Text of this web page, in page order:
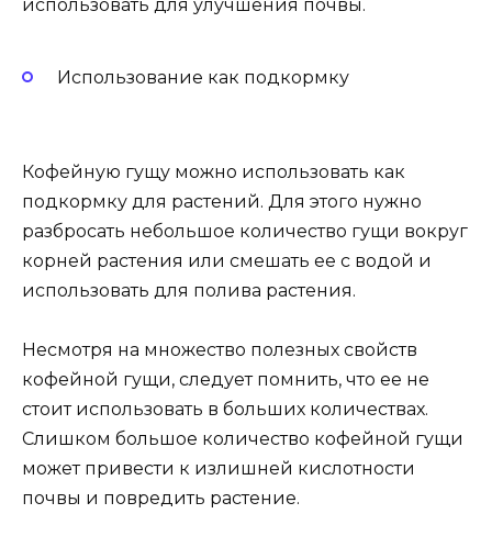
использовать для улучшения почвы.
Использование как подкормку
Кофейную гущу можно использовать как
подкормку для растений. Для этого нужно
разбросать небольшое количество гущи вокруг
корней растения или смешать ее с водой и
использовать для полива растения.
Несмотря на множество полезных свойств
кофейной гущи, следует помнить, что ее не
стоит использовать в больших количествах.
Слишком большое количество кофейной гущи
может привести к излишней кислотности
почвы и повредить растение.